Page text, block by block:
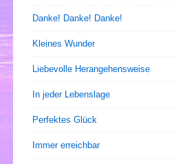
Danke! Danke! Danke!
Kleines Wunder
Liebevolle Herangehensweise
In jeder Lebenslage
Perfektes Glück
Immer erreichbar